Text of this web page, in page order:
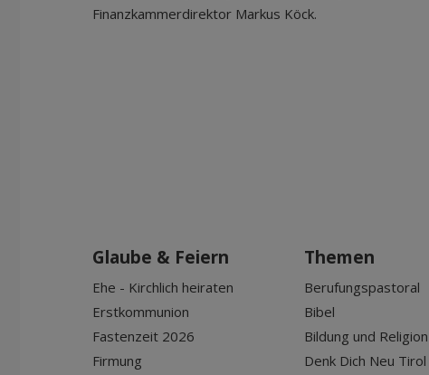
Finanzkammerdirektor Markus Köck.
Glaube & Feiern
Ehe - Kirchlich heiraten
Erstkommunion
Fastenzeit 2026
Firmung
Themen
Berufungspastoral
Bibel
Bildung und Religion
Denk Dich Neu Tirol